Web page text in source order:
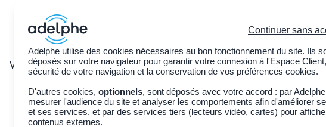
Vos obligations légales Nos services Adhérer à Adelphe
Continuer sans
Adelphe utilise des cookies nécessaires au bon fonctionnement du site. Ils
déposés sur votre navigateur pour garantir votre connexion à l'Espace
sécurité de votre navigation et la conservation de vos préférences cookies.
D'autres cookies, optionnels, sont déposés avec votre accord : par
mesurer l'audience du site et analyser les comportements afin d'améliorer
et ses services, et par des services tiers (lecteurs vidéo, cartes) pour
contenus externes.